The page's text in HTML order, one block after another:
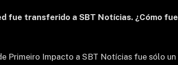
fue transferido a SBT Notícias. ¿Cómo
Primeiro Impacto a SBT Notícias fue sólo